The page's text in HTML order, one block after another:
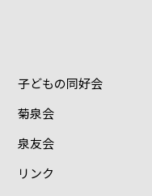
子どもの同好会
菊泉会
泉友会
リンク